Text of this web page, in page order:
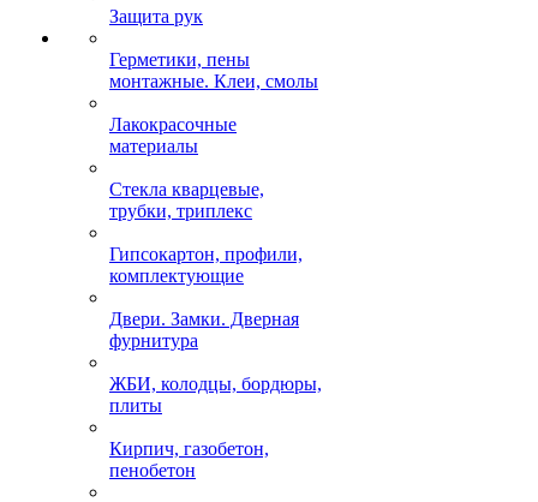
Защита рук
Герметики, пены
монтажные. Клеи, смолы
Лакокрасочные
материалы
Стекла кварцевые,
трубки, триплекс
Гипсокартон, профили,
комплектующие
Двери. Замки. Дверная
фурнитура
ЖБИ, колодцы, бордюры,
плиты
Кирпич, газобетон,
пенобетон